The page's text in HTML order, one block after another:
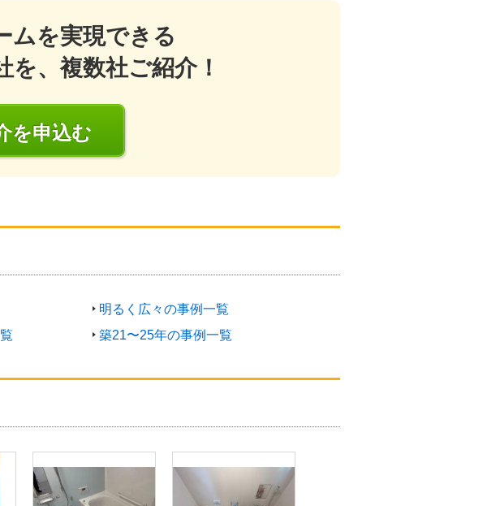
ムを実現できる
、複数社ご紹介！
を申込む
明るく広々の事例一覧
築21〜25年の事例一覧